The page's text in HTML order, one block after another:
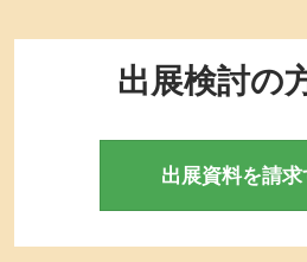
出展検討の
出展資料を請